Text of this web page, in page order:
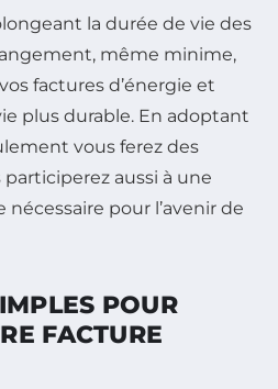
la durée de vie des
même minime,
factures d’énergie et
plus durable. En adoptant
vous ferez des
aussi à une
pour l’avenir de
POUR
FACTURE